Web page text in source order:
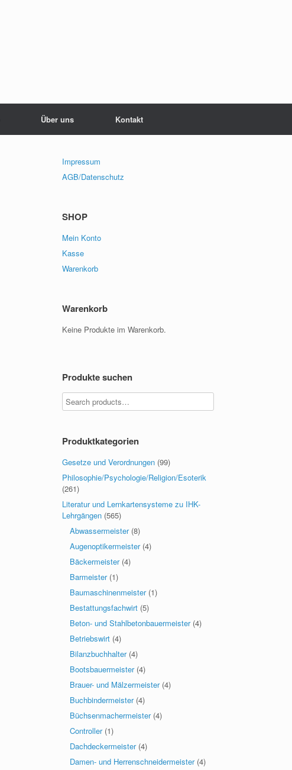
Über uns Kontakt
Impressum
AGB/Datenschutz
SHOP
Mein Konto
Kasse
Warenkorb
Warenkorb
Keine Produkte im Warenkorb.
Produkte suchen
Produktkategorien
Gesetze und Verordnungen (99)
Philosophie/Psychologie/Religion/Esoterik
(261)
Literatur und Lernkartensysteme zu IHK-
Lehrgängen (565)
Abwassermeister (8)
Augenoptikermeister (4)
Bäckermeister (4)
Barmeister (1)
Baumaschinenmeister (1)
Bestattungsfachwirt (5)
Beton- und Stahlbetonbauermeister (4)
Betriebswirt (4)
Bilanzbuchhalter (4)
Bootsbauermeister (4)
Brauer- und Mälzermeister (4)
Buchbindermeister (4)
Büchsenmachermeister (4)
Controller (1)
Dachdeckermeister (4)
Damen- und Herrenschneidermeister (4)